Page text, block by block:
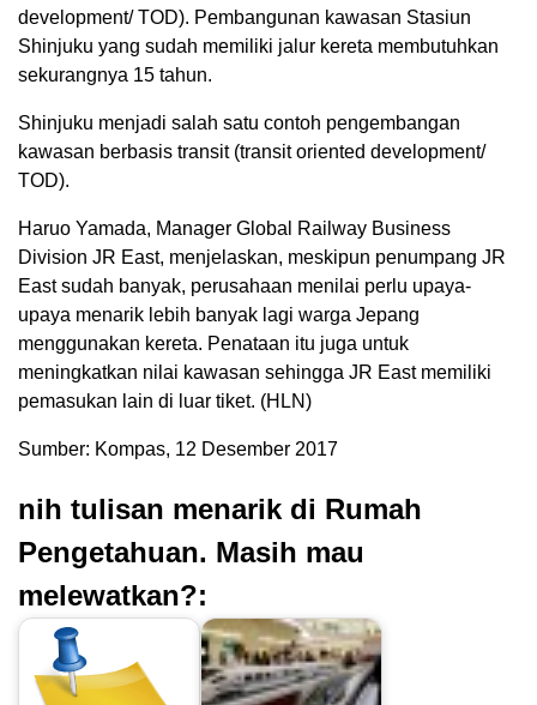
development/ TOD). Pembangunan kawasan Stasiun
Shinjuku yang sudah memiliki jalur kereta membutuhkan
sekurangnya 15 tahun.
Shinjuku menjadi salah satu contoh pengembangan
kawasan berbasis transit (transit oriented development/
TOD).
Haruo Yamada, Manager Global Railway Business
Division JR East, menjelaskan, meskipun penumpang JR
East sudah banyak, perusahaan menilai perlu upaya-
upaya menarik lebih banyak lagi warga Jepang
menggunakan kereta. Penataan itu juga untuk
meningkatkan nilai kawasan sehingga JR East memiliki
pemasukan lain di luar tiket. (HLN)
Sumber: Kompas, 12 Desember 2017
nih tulisan menarik di Rumah
Pengetahuan. Masih mau
melewatkan?: